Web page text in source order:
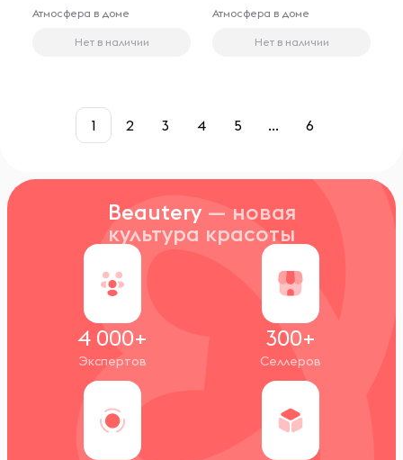
Атмосфера в доме
Нет в наличии
Атмосфера в доме
Нет в наличии
1 2 3 4 5 ... 6
Beautery — новая
культура красоты
4 000+
Экспертов
300+
Селлеров